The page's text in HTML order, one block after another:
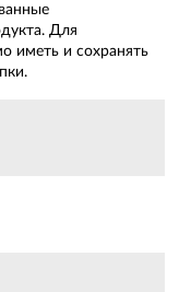
Для
иметь и сохранять